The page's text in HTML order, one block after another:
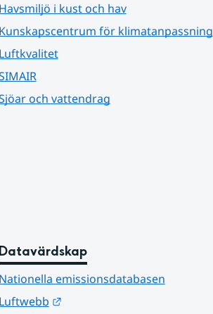
Havsmiljö i kust och hav
Kunskapscentrum för klimatanpassning
Luftkvalitet
och vattendrag
Datavärdskap
Nationella emissionsdatabasen
Luftwebb
Länk till annan webbplats.